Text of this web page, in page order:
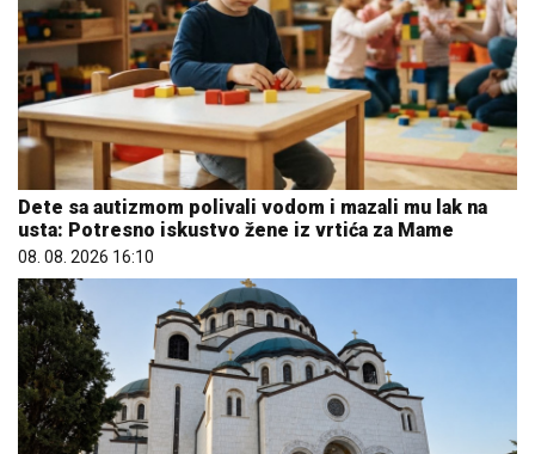
Dete sa autizmom polivali vodom i mazali mu lak na
usta: Potresno iskustvo žene iz vrtića za Mame
08. 08. 2026 16:10